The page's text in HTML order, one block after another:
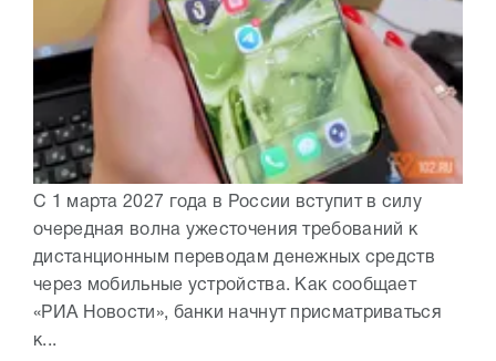
С 1 марта 2027 года в России вступит в силу
очередная волна ужесточения требований к
дистанционным переводам денежных средств
через мобильные устройства. Как сообщает
«РИА Новости», банки начнут присматриваться
к...